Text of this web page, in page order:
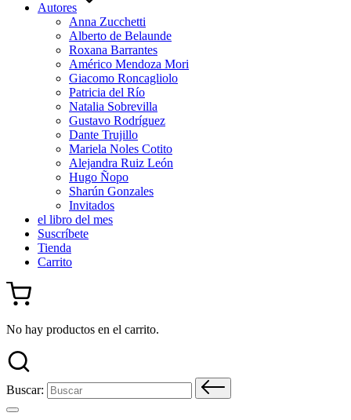
Autores
Anna Zucchetti
Alberto de Belaunde
Roxana Barrantes
Américo Mendoza Mori
Giacomo Roncagliolo
Patricia del Río
Natalia Sobrevilla
Gustavo Rodríguez
Dante Trujillo
Mariela Noles Cotito
Alejandra Ruiz León
Hugo Ñopo
Sharún Gonzales
Invitados
el libro del mes
Suscríbete
Tienda
Carrito
No hay productos en el carrito.
Buscar: